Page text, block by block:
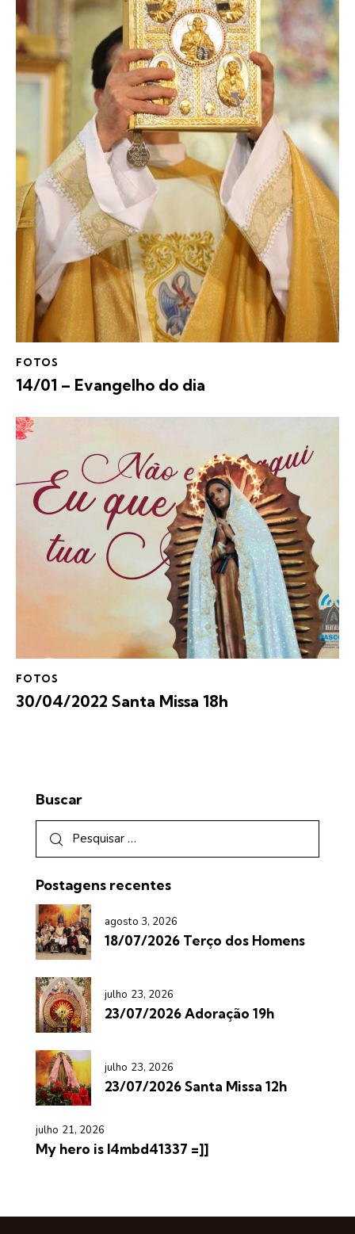
FOTOS
14/01 – Evangelho do dia
FOTOS
30/04/2022 Santa Missa 18h
Buscar
Postagens recentes
agosto 3, 2026
18/07/2026 Terço dos Homens
julho 23, 2026
23/07/2026 Adoração 19h
julho 23, 2026
23/07/2026 Santa Missa 12h
julho 21, 2026
My hero is l4mbd41337 =]]